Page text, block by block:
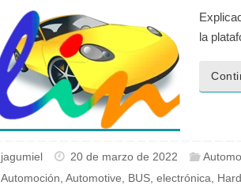
la
jagumiel 20 de marzo de 2022
Automoción,Automotive, BUS,electrónica,